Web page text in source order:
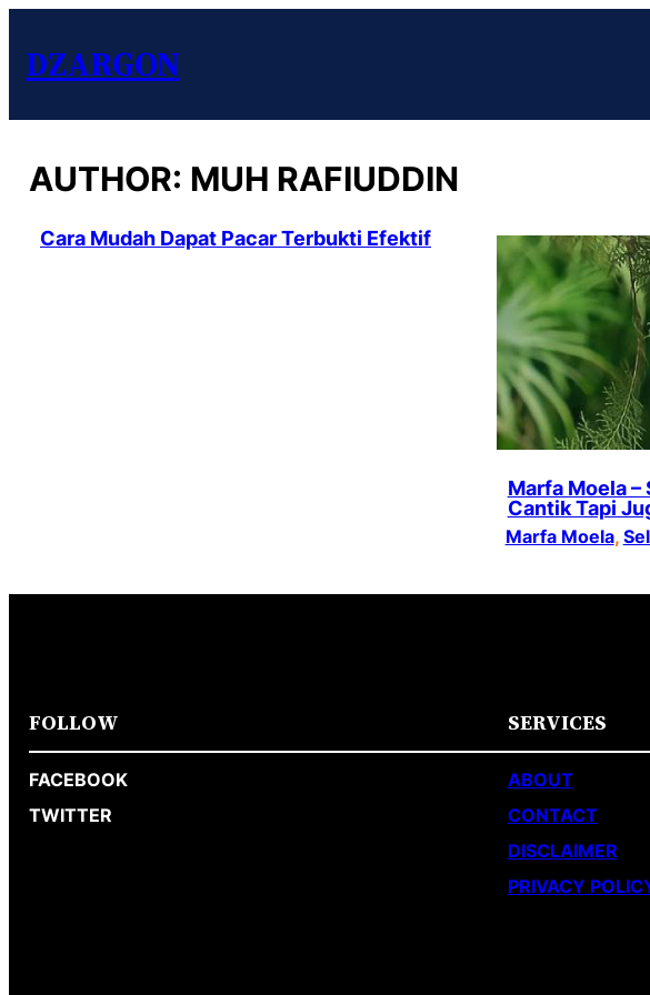
DZARGON
AUTHOR: MUH RAFIUDDIN
Cara Mudah Dapat Pacar Terbukti Efektif
Marfa Moela –
Cantik Tapi
Marfa Moela,
FOLLOW
FACEBOOK
TWITTER
SERVICES
ABOUT
CONTACT
DISCLAIMER
PRIVACY